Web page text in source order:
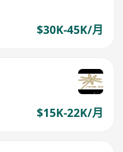
$30K-45K/月
$15K-22K/月